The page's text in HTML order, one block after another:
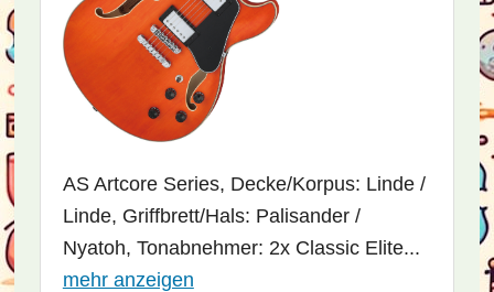
AS Artcore Series, Decke/Korpus: Linde /
Linde, Griffbrett/Hals: Palisander /
Nyatoh, Tonabnehmer: 2x Classic Elite...
mehr anzeigen